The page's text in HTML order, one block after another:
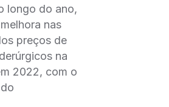
longo do ano,
nas
preços de
na
2022, com o